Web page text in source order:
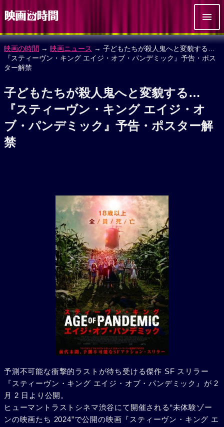
映画の時間 → 映画ニュース → 子どもたちが殺人鬼へと変貌する…
『スティーヴン・キング エイジ・オブ・パンデミック』予告・ポス
ター解禁
子どもたちが殺人鬼へと変貌する…
『スティーヴン・キング エイジ・オ
ブ・パンデミック』予告・ポスター解
禁
予測不可能な衝撃的ラストが待ち受ける傑作 SF スリラー
『スティーヴン・キング エイジ・オブ・パンデミック』が 2
月 2 日より公開。
ヒューマントラストシネマ渋谷にて開催される“未体験ゾー
ンの映画たち 2024”で公開の映画『スティーヴン・キング エ